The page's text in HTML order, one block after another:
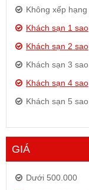
Không xếp hạng
Khách sạn 1 sao
Khách sạn 2 sao
Khách sạn 3 sao
Khách sạn 4 sao
Khách sạn 5 sao
GIÁ
Dưới 500.000